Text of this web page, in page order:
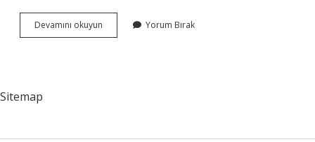
Devamını okuyun Türkiyede
Ilk
Yorum Bırak
Sitemap